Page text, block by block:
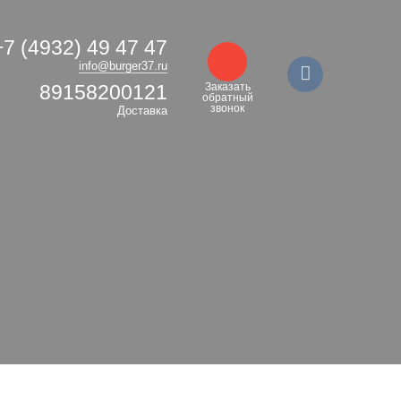
(4932) 49 47 47
info@burger37.ru
89158200121
Доставка
Заказать
обратный
звонок